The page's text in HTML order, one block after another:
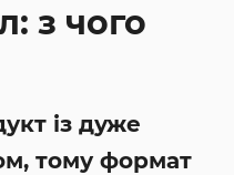
з чого
із дуже
тому формат